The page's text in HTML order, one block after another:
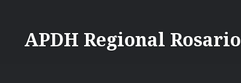
APDH Regional Rosario